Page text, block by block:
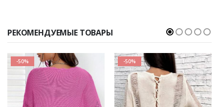
РЕКОМЕНДУЕМЫЕ ТОВАРЫ
-50% -50%